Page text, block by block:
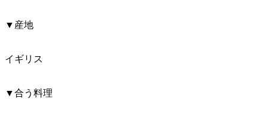
▼産地
イギリス
▼合う料理